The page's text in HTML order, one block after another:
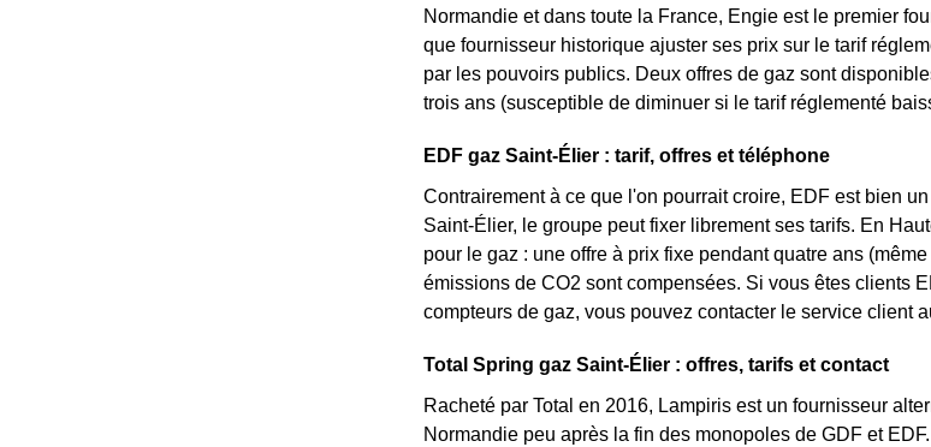
Normandie et dans toute la France, Engie est le premier
que fournisseur historique ajuster ses prix sur le tarif
par les pouvoirs publics. Deux offres de gaz sont
trois ans (susceptible de diminuer si le tarif réglementé
EDF gaz Saint-Élier : tarif, offres et téléphone
Contrairement à ce que l'on pourrait croire, EDF est bien
Saint-Élier, le groupe peut fixer librement ses tarifs. En
pour le gaz : une offre à prix fixe pendant quatre ans
émissions de CO2 sont compensées. Si vous êtes clients
compteurs de gaz, vous pouvez contacter le service client
Total Spring gaz Saint-Élier : offres, tarifs et contact
Racheté par Total en 2016, Lampiris est un fournisseur
Normandie peu après la fin des monopoles de GDF et